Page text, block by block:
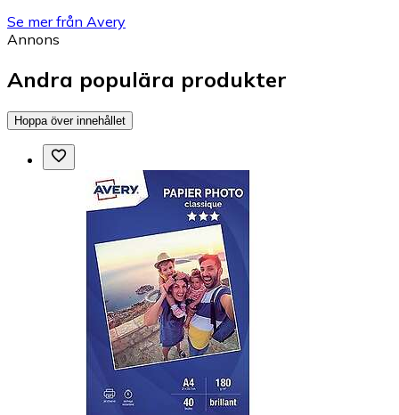
Se mer från Avery
Annons
Andra populära produkter
Hoppa över innehållet